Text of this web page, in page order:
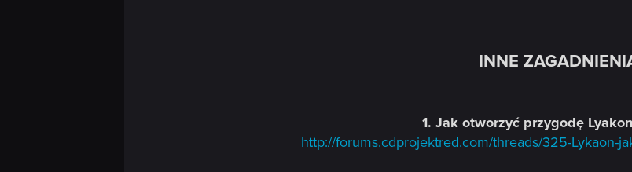
INNE
1. Jak otworzyć przygodę
http://forums.cdprojektred.com/threads/325-Lykaon-